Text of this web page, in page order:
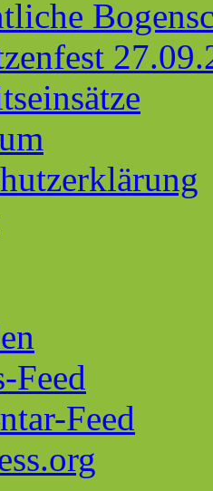
Feed
Feed